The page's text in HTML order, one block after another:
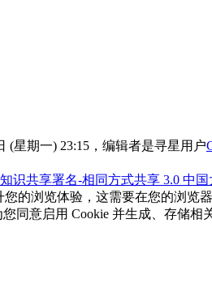
(星期一) 23:15，编辑者是寻星用户
知识共享署名-相同方式共享 3.0 中
您的浏览体验，这需要在您的浏
同意启用 Cookie 并生成、存储相